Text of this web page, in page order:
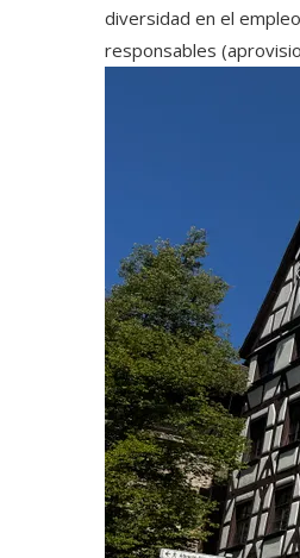
diversidad en el
responsables